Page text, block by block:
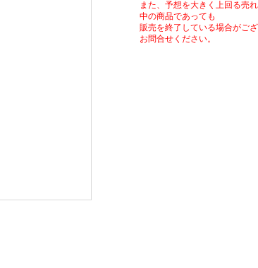
また、予想を大きく上回る売
中の商品であっても
販売を終了している場合がご
お問合せください。